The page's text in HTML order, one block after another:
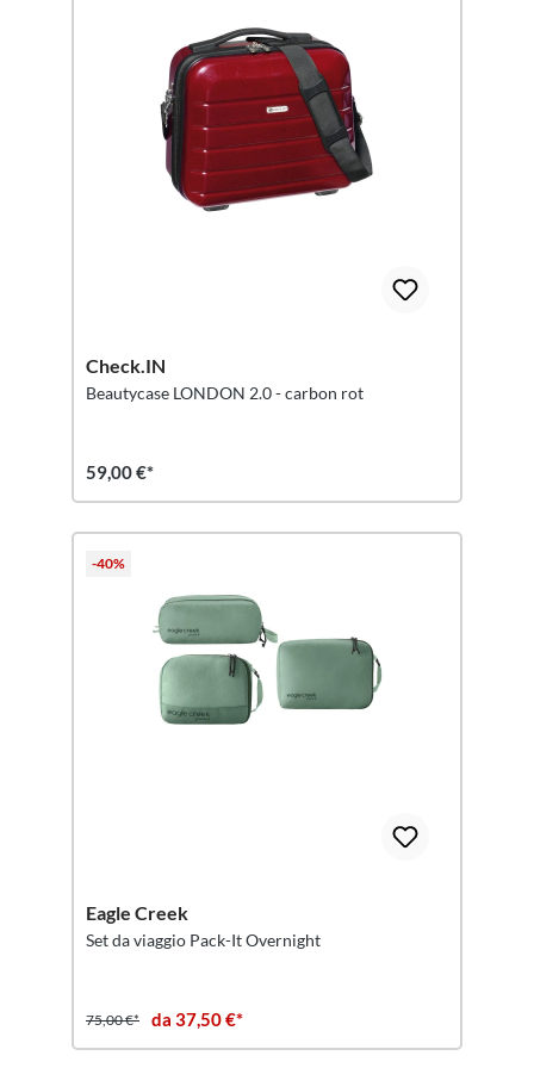
Check.IN
Beautycase LONDON 2.0 - carbon rot
59,00 €*
-40%
Eagle Creek
Set da viaggio Pack-It Overnight
75,00 €* da 37,50 €*